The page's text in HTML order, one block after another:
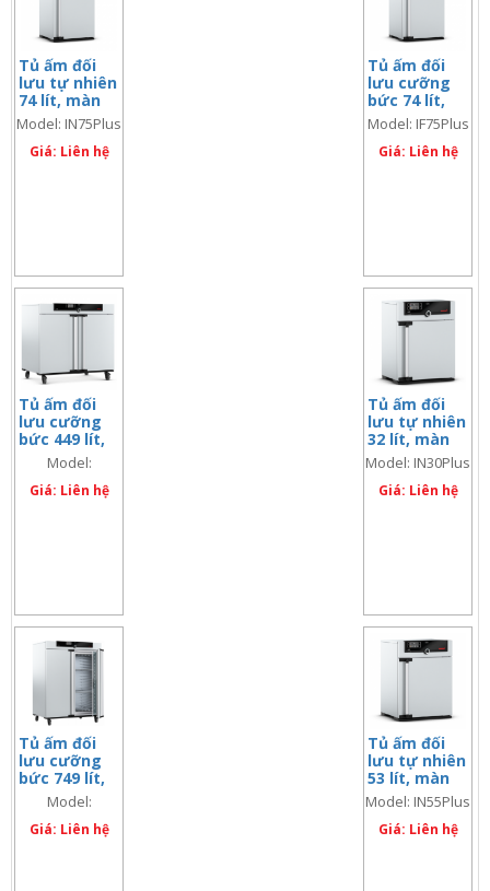
Tủ ấm đối
lưu tự nhiên
74 lít, màn
hình đôi
Model: IN75Plus
Giá: Liên hệ
Tủ ấm đối
lưu cưỡng
bức 74 lít,
màn hình đôi
Model: IF75Plus
Giá: Liên hệ
Tủ ấm đối
lưu cưỡng
bức 449 lít,
màn hình đôi
Model:
IF450Plus
Giá: Liên hệ
Tủ ấm đối
lưu tự nhiên
32 lít, màn
hình đôi
Model: IN30Plus
Giá: Liên hệ
Tủ ấm đối
lưu cưỡng
bức 749 lít,
màn hình đôi
Model:
IF750Plus
Giá: Liên hệ
Tủ ấm đối
lưu tự nhiên
53 lít, màn
hình đôi
Model: IN55Plus
Giá: Liên hệ